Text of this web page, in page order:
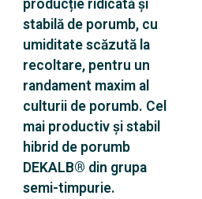
producție ridicată și
stabilă de porumb, cu
umiditate scăzută la
recoltare, pentru un
randament maxim al
culturii de porumb. Cel
mai productiv și stabil
hibrid de porumb
DEKALB® din grupa
semi-timpurie.